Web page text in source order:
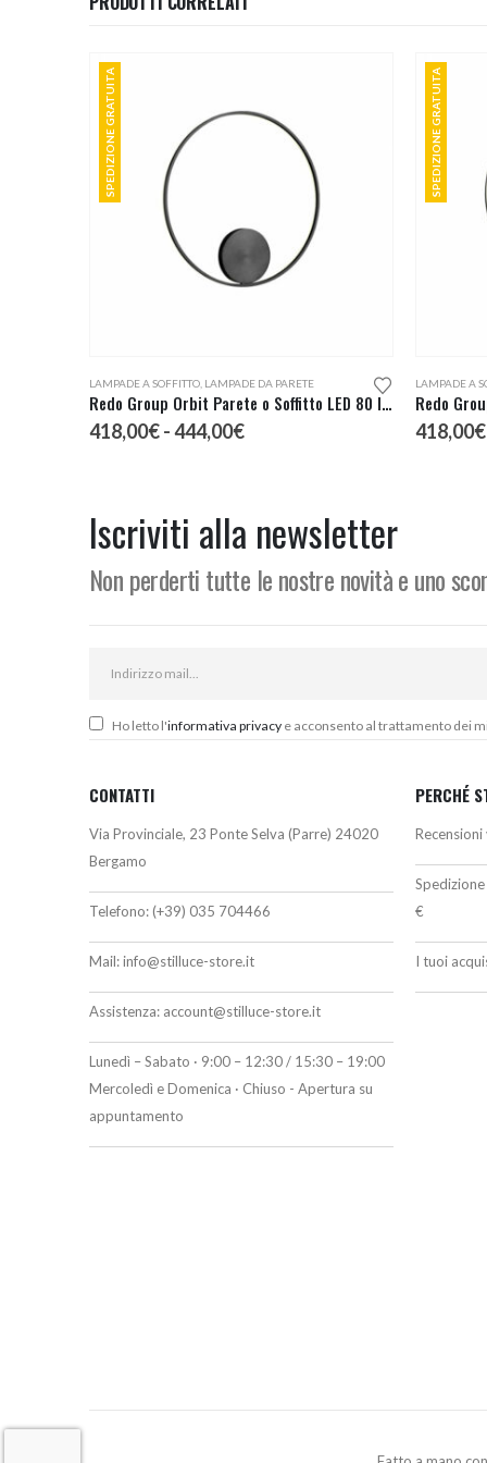
SPEDIZIONE GRATUITA
LAMPADE A SOFFITTO LAMPADE DA PARETE
Redo Group Orbit Parete o Soffitto LED 80 Indiretta
418,00€-444,00€Fascia
a
444,00€
SPEDIZIONE GRATUITA
LAMPADE A
418,00€
Iscriviti alla newsletter
Non perderti tutte le nostre novità e uno
Ho letto l'informativa privacy e acconsento al trattamento dei
CONTATTI
Via Provinciale, 23 Ponte Selva (Parre) 24020
Bergamo
Telefono: (+39) 035 704466
Mail:info@stilluce-store.it
Assistenza: account@stilluce-store.it
Lunedì – Sabato · 9:00 – 12:30 / 15:30 – 19:00
Mercoledì e Domenica · Chiuso - Apertura su
appuntamento
PERCHÉ
€
I tuoi